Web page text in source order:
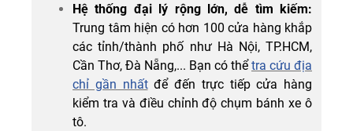
Hệ thống đại lý rộng lớn, dễ tìm kiếm:
Trung tâm hiện có hơn 100 cửa hàng khắp
các tỉnh/thành phố như Hà Nội, TP.HCM,
Cần Thơ, Đà Nẵng,... Bạn có thể tra cứu địa
chỉ gần nhấtđể đến trực tiếp cửa hàng
kiểm tra và điều chỉnh độ chụm bánh xe ô
tô.